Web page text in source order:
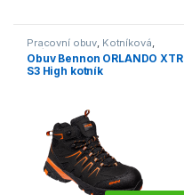
Pracovní obuv Kotníková
S3/S1P
Obuv Bennon ORLANDO XTR
S3 High kotník